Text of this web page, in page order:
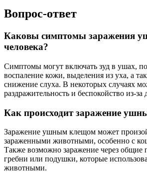
Вопрос-ответ
Каковы симптомы заражения
человека?
Симптомы могут включать зуд в ушах,
воспаление кожи, выделения из уха, а
снижение слуха. В некоторых случаях
раздражительность и беспокойство из-за
Как происходит заражение
Заражение ушным клещом может
зараженными животными, особенно с
Также возможно заражение через общие
гребни или подушки, которые
животными.